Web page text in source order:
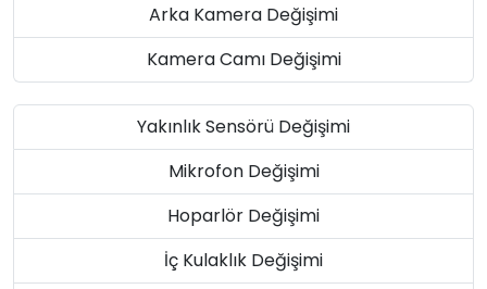
Arka Kamera Değişimi
Kamera Camı Değişimi
Yakınlık Sensörü Değişimi
Mikrofon Değişimi
Hoparlör Değişimi
İç Kulaklık Değişimi